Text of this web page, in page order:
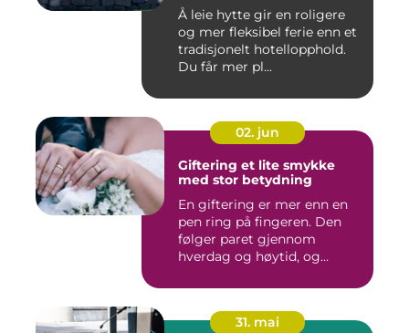
Å leie hytte gir en roligere
og mer fleksibel ferie enn et
tradisjonelt hotellopphold.
Du får mer pl...
02. jun
Giftering et lite smykke
med stor betydning
En giftering er mer enn en
pen ring på fingeren. Den
følger paret gjennom
hverdag og høytid, og
31. mai